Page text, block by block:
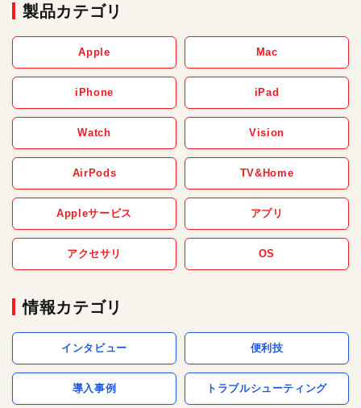
製品カテゴリ
Apple Mac
iPhone iPad
Watch Vision
AirPods TV&Home
Appleサービス アプリ
アクセサリ OS
情報カテゴリ
インタビュー 便利技
導入事例 トラブルシューティング